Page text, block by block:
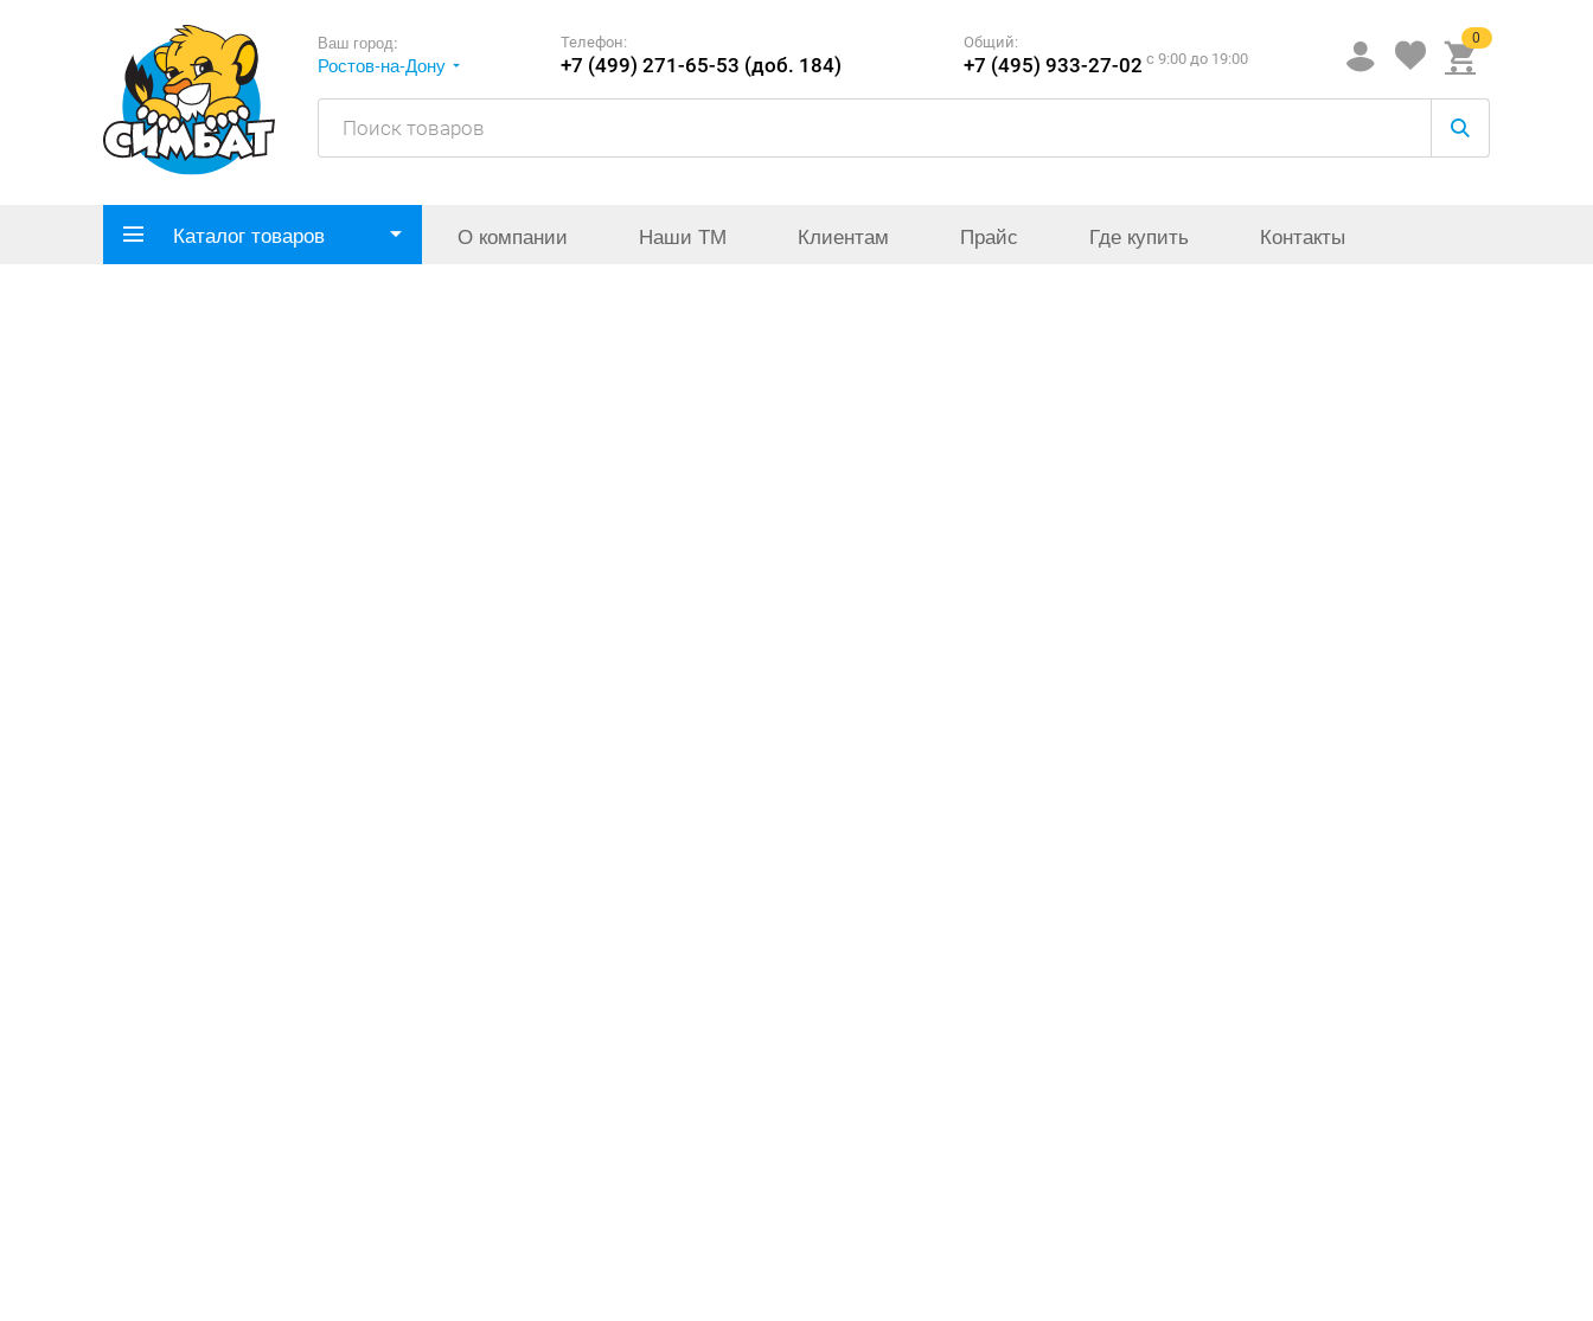
Ваш город:
Ростов-на-Дону
Телефон:
+7 (499) 271-65-53 (доб. 184)
Общий:
+7 (495) 933-27-02 c 9:00 до 19:00
0
Каталог товаров О компании Наши ТМ Клиентам Прайс Где купить Контакты